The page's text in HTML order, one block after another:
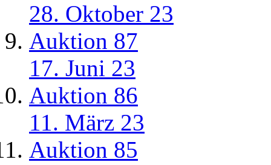
28. Oktober 23
Auktion 87
17. Juni 23
Auktion 86
11. März 23
Auktion 85